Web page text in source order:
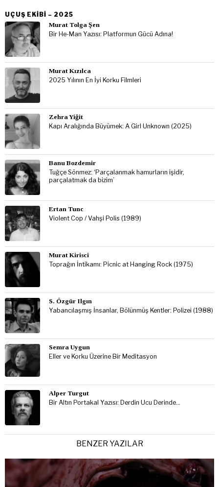
UÇUŞ EKIBI – 2025
Murat Tolga Şen
Bir He-Man Yazısı: Platformun Gücü Adına!
Murat Kızılca
2025 Yılının En İyi Korku Filmleri
Zehra Yiğit
Kapı Aralığında Büyümek: A Girl Unknown (2025)
Banu Bozdemir
Tuğçe Sönmez: ‘Parçalanmak hamurların işidir,
parçalatmak da bizim’
Ertan Tunc
Violent Cop / Vahşi Polis (1989)
Murat Kirisci
Toprağın İntikamı: Picnic at Hanging Rock (1975)
S. Özgür Ilgın
Yabancılaşmış İnsanlar, Bölünmüş Kentler: Polizei (1988)
Semra Uygun
Eller ve Korku Üzerine Bir Meditasyon
Alper Turgut
Bir Altın Portakal Yazısı: Derdin Ucu Derinde…
BENZER YAZILAR